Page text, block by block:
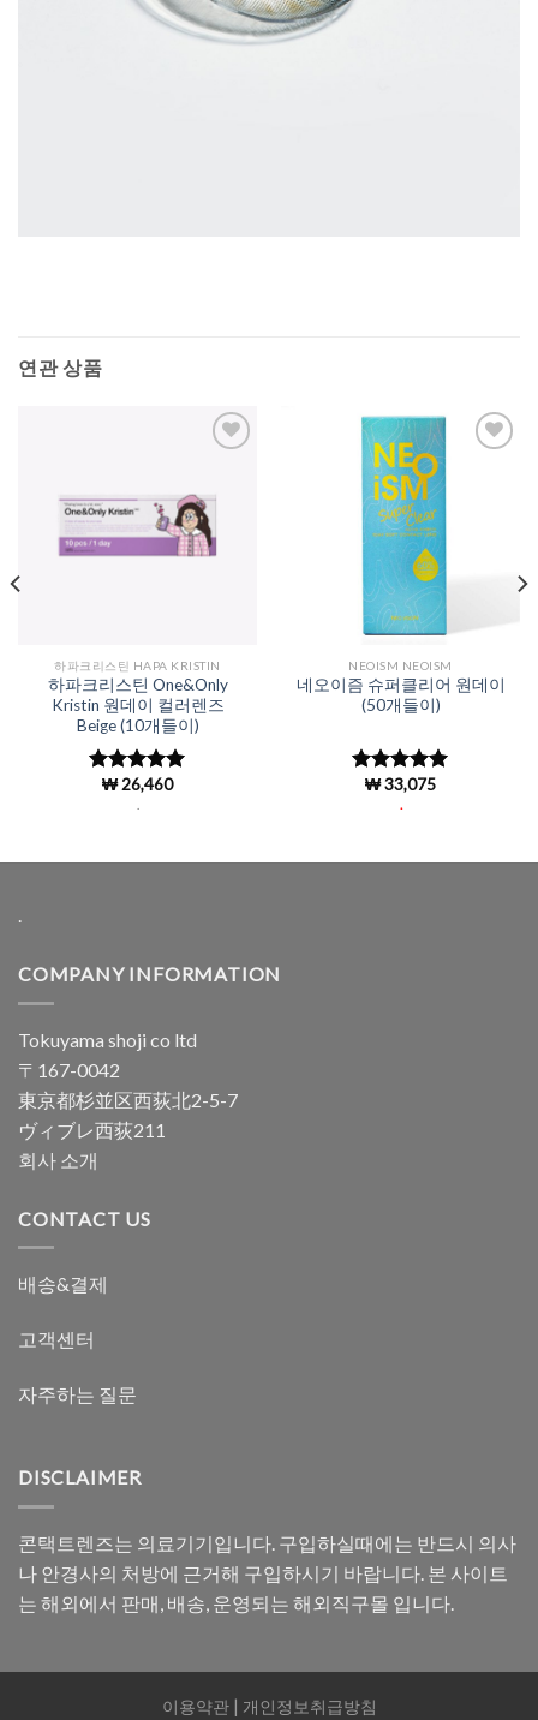
연관 상품
하파크리스틴 HAPA KRISTIN
하파크리스틴 One&Only
Kristin 원데이 컬러렌즈
Beige (10개들이)
5 중에서
로 평
₩26,460
NEOISM NEOISM
네오이즘 슈퍼클리어 원데이
(50개들이)
5 중에서
로 평
₩33,075
.
.
COMPANY INFORMATION
Tokuyama shoji co ltd
〒167-0042
東京都杉並区西荻北2-5-7
ヴィブレ西荻211
회사 소개
CONTACT US
배송&결제
고객센터
자주하는 질문
DISCLAIMER
콘택트렌즈는 의료기기입니다. 구입하실때에는 반드시 의사
나 안경사의 처방에 근거해 구입하시기 바랍니다. 본 사이트
는 해외에서 판매, 배송, 운영되는 해외직구몰 입니다.
이용약관| 개인정보취급방침